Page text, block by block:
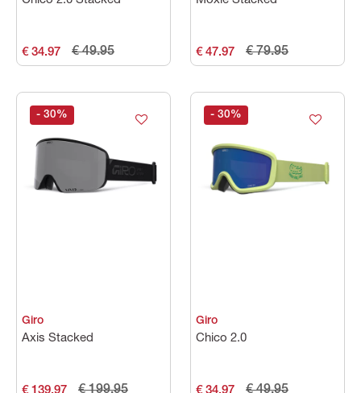
€ 34.97 € 49.95 € 47.97 € 79.95
Giro
Axis Stacked
- 30%
Giro
Chico 2.0
- 30%